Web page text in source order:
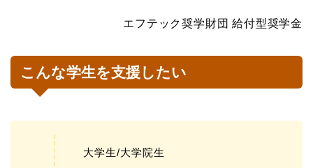
エフテック奨学財団 給付型奨学金
こんな学生を支援したい
大学生/大学院生